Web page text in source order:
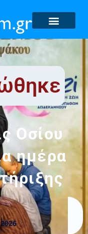
Οσίου
ημέρα